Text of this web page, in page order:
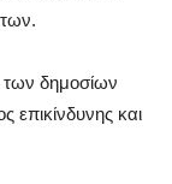
δημοσίων
επικίνδυνης και